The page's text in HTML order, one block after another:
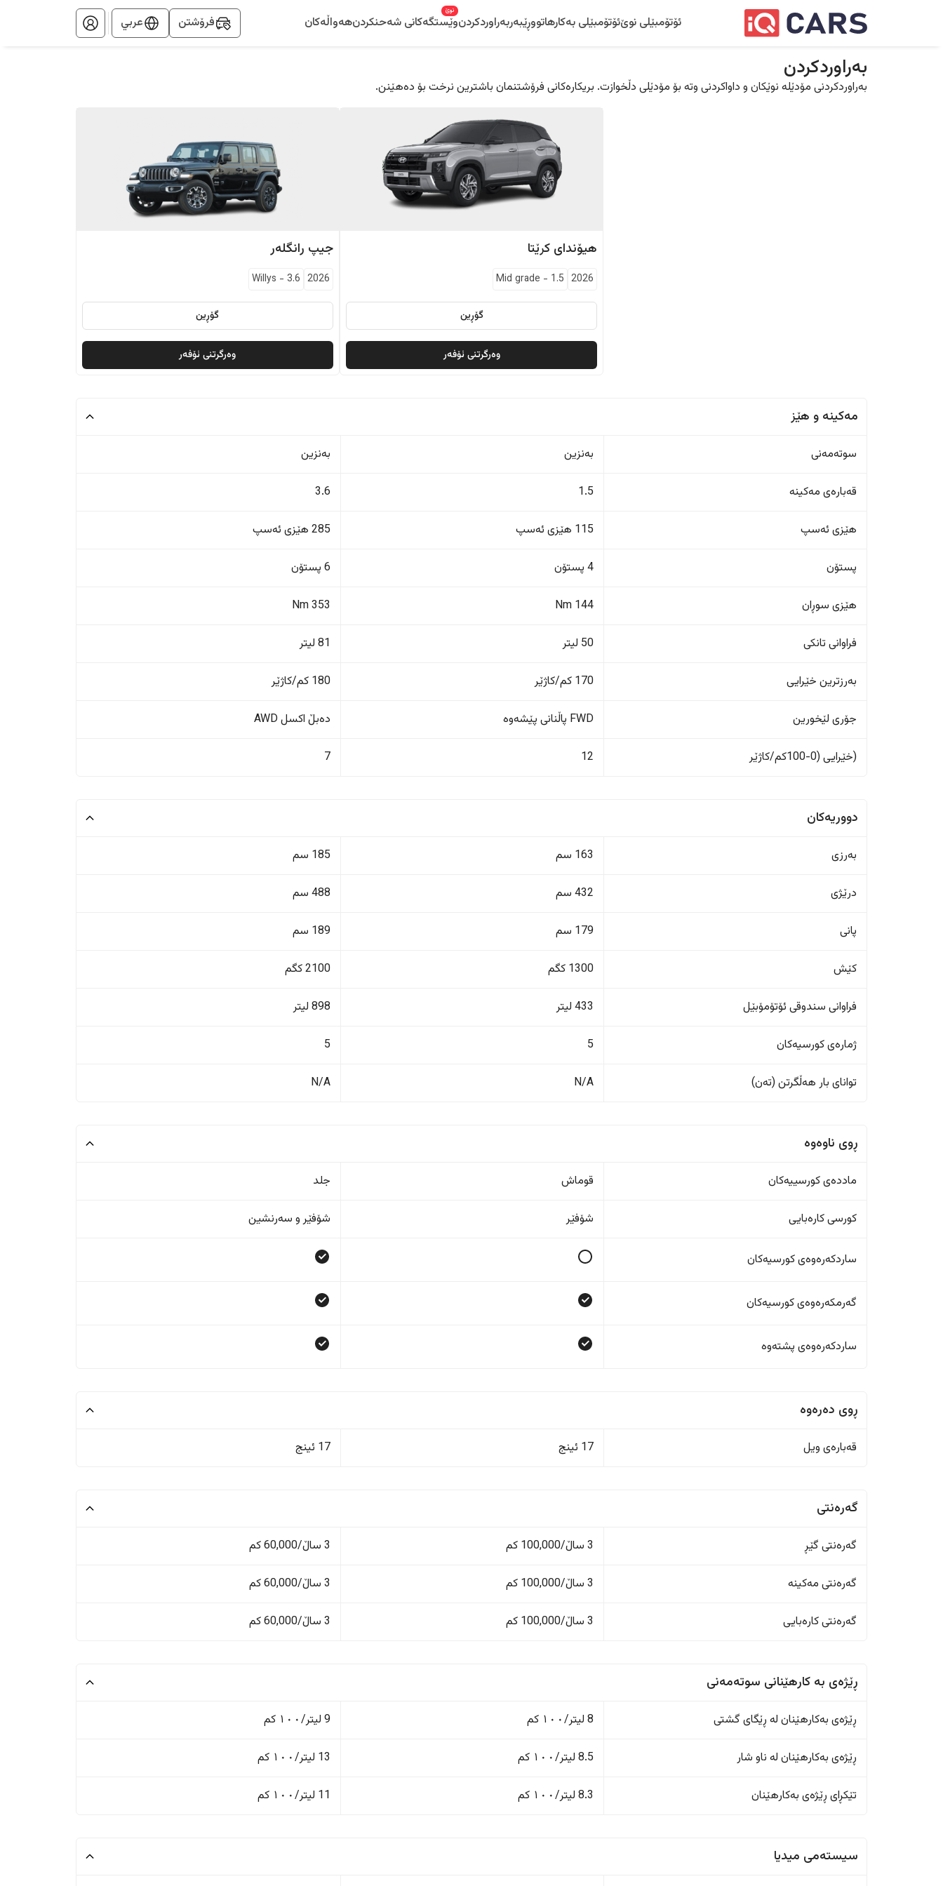
ئۆتۆمبێلی نوێئۆتۆمبێلی بەکارهاتووڕێبەربەراوردکردنوێستگەکانی شەحنکردن
نوێ
هەواڵەکان فرۆشتن عربي
بەراوردکردن
بەراوردکردنی مۆدێلە نوێکان و داواکردنی وتە بۆ مۆدێلی دڵخوازت. بریکارەکانی فرۆشتنمان باشترین نرخت بۆ دەهێنن.
هیۆندای کرێتا
2026
Mid grade - 1.5
گۆڕین
وەرگرتنی ئۆفەر
جیپ رانگلەر
2026
Willys - 3.6
گۆڕین
وەرگرتنی ئۆفەر
مەکینە و هێز
سوتەمەنی بەنزین بەنزین
قەبارەی مەکینە 1.5
3.6
هێزی ئەسپ 115 هێزی ئەسپ 285 هێزی ئەسپ
پستۆن 4 پستۆن 6 پستۆن
هێزی سوڕان 144 Nm
353 Nm
فراوانی تانکی 50 لیتر 81 لیتر
بەرزترین خێرایی 170 کم/کاژێر 180 کم/کاژێر
جۆری لێخورین FWD پاڵنانی پێشەوە دەبڵ اکسل AWD
(خێرایی (0-100کم/کاژێر 12
7
دووریەکان
بەرزی 163 سم 185 سم
درێژی 432 سم 488 سم
پانی 179 سم 189 سم
کێش 1300 کگم 2100 کگم
فراوانی سندوقی ئۆتۆمۆبێل 433 لیتر 898 لیتر
ژمارەی کورسیەکان 5
5
تواناى بار هەڵگرتن (تەن) N/A
N/A
ڕوی ناوەوە
ماددەی کورسییەکان قوماش جلد
کورسی کارەبایی شۆفێر شۆفێر و سەرنشین
ساردکەرەوەی کورسیەکان
گەرمکەرەوەی کورسیەکان
ساردکەرەوەی پشتەوە
ڕوی دەرەوە
قەبارەی ویل 17 ئینج 17 ئینج
گەرەنتی
گەرەنتی گێڕ 3 ساڵ/100,000 کم 3 ساڵ/60,000 کم
گەرەنتی مەکینە 3 ساڵ/100,000 کم 3 ساڵ/60,000 کم
گەرەنتی کارەبایی 3 ساڵ/100,000 کم 3 ساڵ/60,000 کم
ڕێژەى به کارهێنانی سوتەمەنی
ڕێژەى بەکارهێنان له ڕێگای گشتی 8 لیتر/١٠٠ کم 9 لیتر/١٠٠ کم
ڕێژەى بەکارهێنان له ناو شار 8.5 لیتر/١٠٠ کم 13 لیتر/١٠٠ کم
تێکڕای ڕێژەى بەکارهێنان 8.3 لیتر/١٠٠ کم 11 لیتر/١٠٠ کم
سیستەمی میدیا